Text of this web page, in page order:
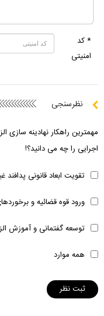
* کد
امنیتی
نظرسنجی
مهمترین راهکار نهادینه سازی
اجرایی را چه می دانید؟!
تقویت ابعاد قانونی پدافند
ورود قوه قضائیه و
توسعه گفتمانی و آموزش
همه موارد